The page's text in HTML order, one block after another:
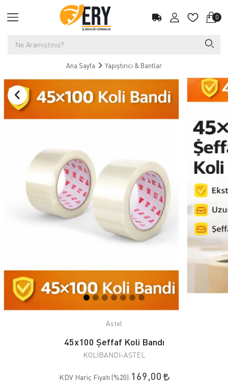
0
Ana Sayfa Yapıştırıcı & Bantlar
Astel
45x100 Şeffaf Koli Bandı
KOLİBANDI-ASTEL
KDV Hariç Fiyatı (%20):169,00